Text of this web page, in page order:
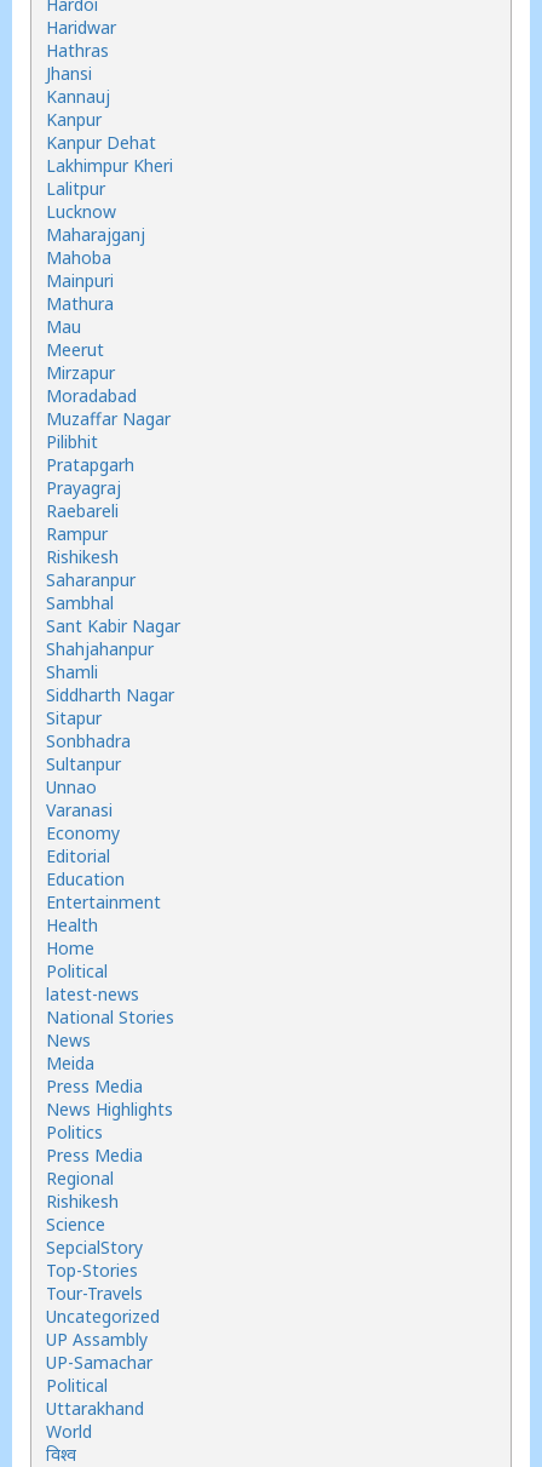
Haridwar
Hathras
Jhansi
Kannauj
Kanpur
Kanpur Dehat
Lakhimpur Kheri
Lalitpur
Lucknow
Maharajganj
Mahoba
Mainpuri
Mathura
Mau
Meerut
Mirzapur
Moradabad
Muzaffar Nagar
Pilibhit
Pratapgarh
Prayagraj
Raebareli
Rampur
Rishikesh
Saharanpur
Sambhal
Sant Kabir Nagar
Shahjahanpur
Shamli
Siddharth Nagar
Sitapur
Sonbhadra
Sultanpur
Unnao
Varanasi
Economy
Editorial
Education
Entertainment
Health
Home
Political
latest-news
National Stories
News
Meida
Press Media
News Highlights
Politics
Press Media
Regional
Rishikesh
Science
SepcialStory
Top-Stories
Tour-Travels
Uncategorized
UP Assambly
UP-Samachar
Political
Uttarakhand
World
विश्व